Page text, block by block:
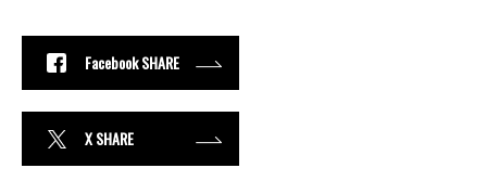
Facebook SHARE
X SHARE